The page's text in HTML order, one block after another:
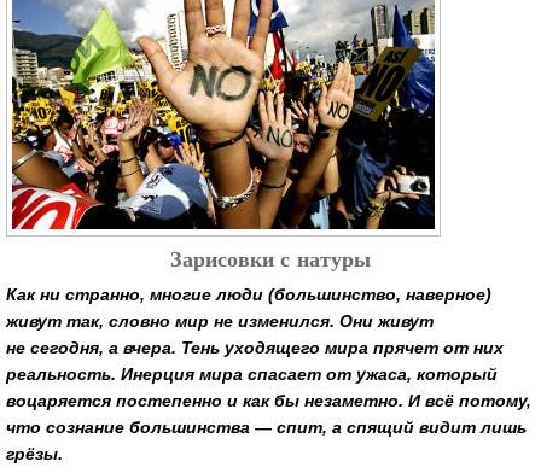
Зарисовки с натуры
Как ни странно, многие люди (большинство, наверное)
живут так, словно мир не изменился. Они живут
не сегодня, а вчера. Тень уходящего мира прячет от них
реальность. Инерция мира спасает от ужаса, который
воцаряется постепенно и как бы незаметно. И всё потому,
что сознание большинства — спит, а спящий видит лишь
грёзы.